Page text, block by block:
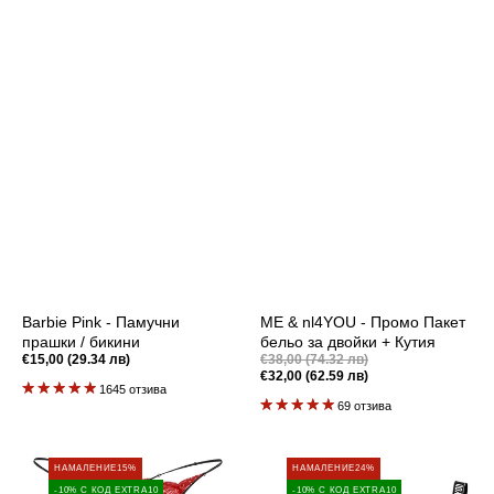
Barbie Pink - Памучни
прашки / бикини
Редовна
€15,00 (29.34 лв)
1645 отзива
ME & nl4YOU - Промо Пакет
бельо за двойки + Кутия
€38,00 (74.32 лв)
Промоционална
цена
€32,00 (62.59 лв)
69 отзива
Промо
Пакет:
НАМАЛЕНИЕ15%
-10% С КОД EXTRA10
Matching
Couple
НАМАЛЕНИЕ24%
-10% С КОД EXTRA10